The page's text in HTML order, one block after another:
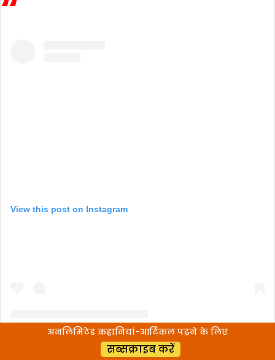
View this post on Instagram
अनलिमिटेड कहानियां-आर्टिकल पढ़ने के लिए
सब्सक्राइब करें